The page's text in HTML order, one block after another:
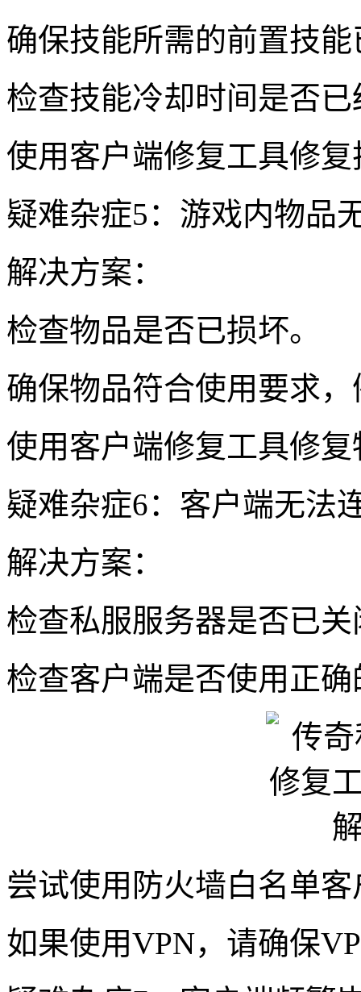
确保技能所需的前置技
检查技能冷却时间是否已
使用客户端修复工具修
疑难杂症5：游戏内物品
解决方案：
检查物品是否已损坏。
确保物品符合使用要求
使用客户端修复工具修
疑难杂症6：客户端无法
解决方案：
检查私服服务器是否已
检查客户端是否使用正
尝试使用防火墙白名单
如果使用VPN，请确保